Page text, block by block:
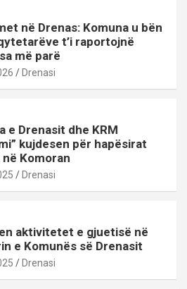
në Drenas: Komuna u bën
t’i raportojnë
më parë
Drenasi
e Drenasit dhe KRM
kujdesen për hapësirat
Komoran
Drenasi
aktivitetet e gjuetisë në
e Komunës së Drenasit
Drenasi